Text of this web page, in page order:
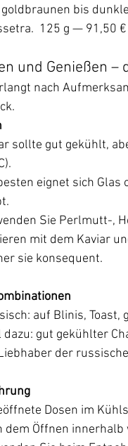
bis
125 g — 91,50
und Genießen
nach
sollte gut gekühlt,
eignet sich Glas
Sie Perlmutt-,
mit dem Kaviar
sie konsequent.
auf Blinis, Toast,
dazu: gut gekühlter
der
Dosen im
dem Öffnen innerhalb